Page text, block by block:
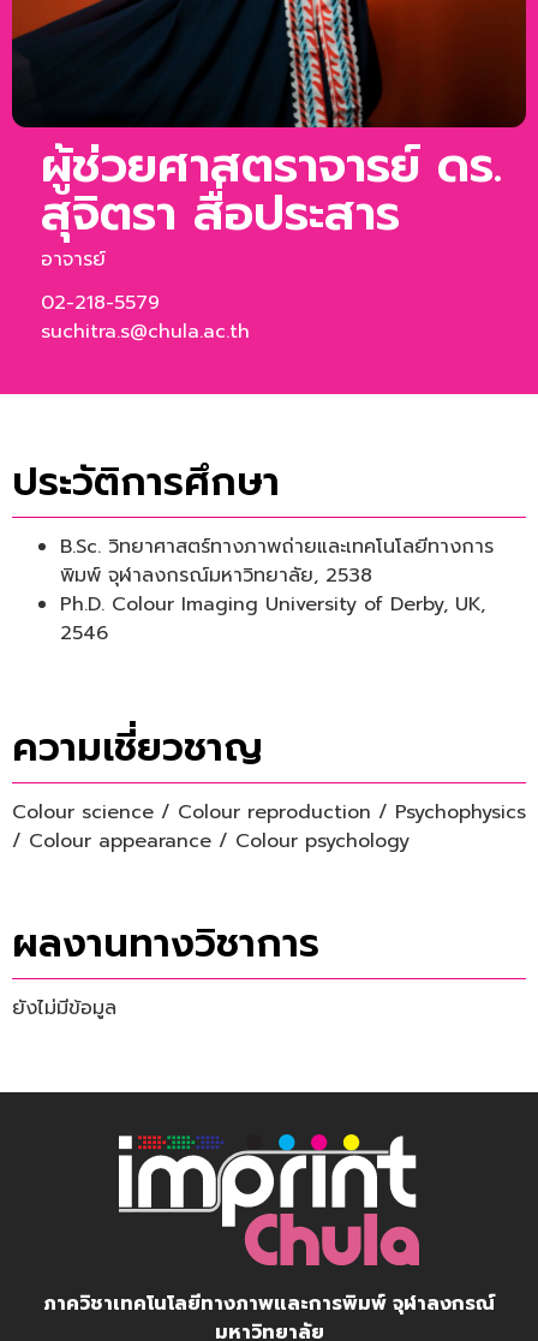
ผู้ช่วยศาสตราจารย์ ดร.
สุจิตรา สื่อประสาร
อาจารย์
02-218-5579
suchitra.s@chula.ac.th
ประวัติการศึกษา
B.Sc. วิทยาศาสตร์ทางภาพถ่ายและเทคโนโลยีทางการ
พิมพ์ จุฬาลงกรณ์มหาวิทยาลัย, 2538
Ph.D. Colour Imaging University of Derby, UK,
2546
ความเชี่ยวชาญ
Colour science / Colour reproduction / Psychophysics
/ Colour appearance / Colour psychology
ผลงานทางวิชาการ
ยังไม่มีข้อมูล
ภาควิชาเทคโนโลยีทางภาพและการพิมพ์ จุฬาลงกรณ์
มหาวิทยาลัย